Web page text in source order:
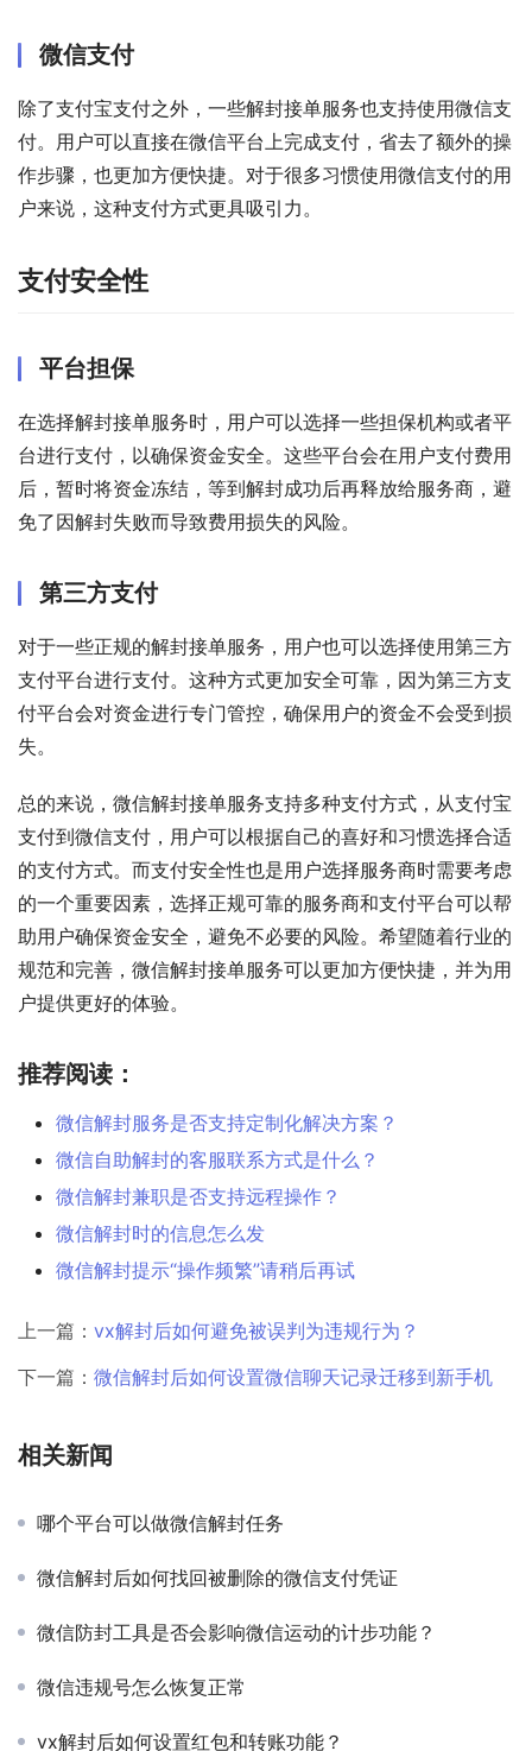
微信支付
除了支付宝支付之外，一些解封接单服务也支持使用微信支
付。用户可以直接在微信平台上完成支付，省去了额外的操
作步骤，也更加方便快捷。对于很多习惯使用微信支付的用
户来说，这种支付方式更具吸引力。
支付安全性
平台担保
在选择解封接单服务时，用户可以选择一些担保机构或者平
台进行支付，以确保资金安全。这些平台会在用户支付费用
后，暂时将资金冻结，等到解封成功后再释放给服务商，避
免了因解封失败而导致费用损失的风险。
第三方支付
对于一些正规的解封接单服务，用户也可以选择使用第三方
支付平台进行支付。这种方式更加安全可靠，因为第三方支
付平台会对资金进行专门管控，确保用户的资金不会受到损
失。
总的来说，微信解封接单服务支持多种支付方式，从支付宝
支付到微信支付，用户可以根据自己的喜好和习惯选择合适
的支付方式。而支付安全性也是用户选择服务商时需要考虑
的一个重要因素，选择正规可靠的服务商和支付平台可以帮
助用户确保资金安全，避免不必要的风险。希望随着行业的
规范和完善，微信解封接单服务可以更加方便快捷，并为用
户提供更好的体验。
推荐阅读：
微信解封服务是否支持定制化解决方案？
微信自助解封的客服联系方式是什么？
微信解封兼职是否支持远程操作？
微信解封时的信息怎么发
微信解封提示“操作频繁”请稍后再试
上一篇： vx解封后如何避免被误判为违规行为？
下一篇： 微信解封后如何设置微信聊天记录迁移到新手机
相关新闻
哪个平台可以做微信解封任务
微信解封后如何找回被删除的微信支付凭证
微信防封工具是否会影响微信运动的计步功能？
微信违规号怎么恢复正常
vx解封后如何设置红包和转账功能？